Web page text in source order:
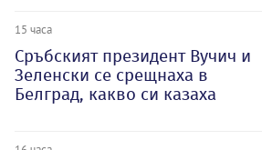
15 часа
Сръбският президент Вучич и
Зеленски се срещнаха в
Белград, какво си казаха